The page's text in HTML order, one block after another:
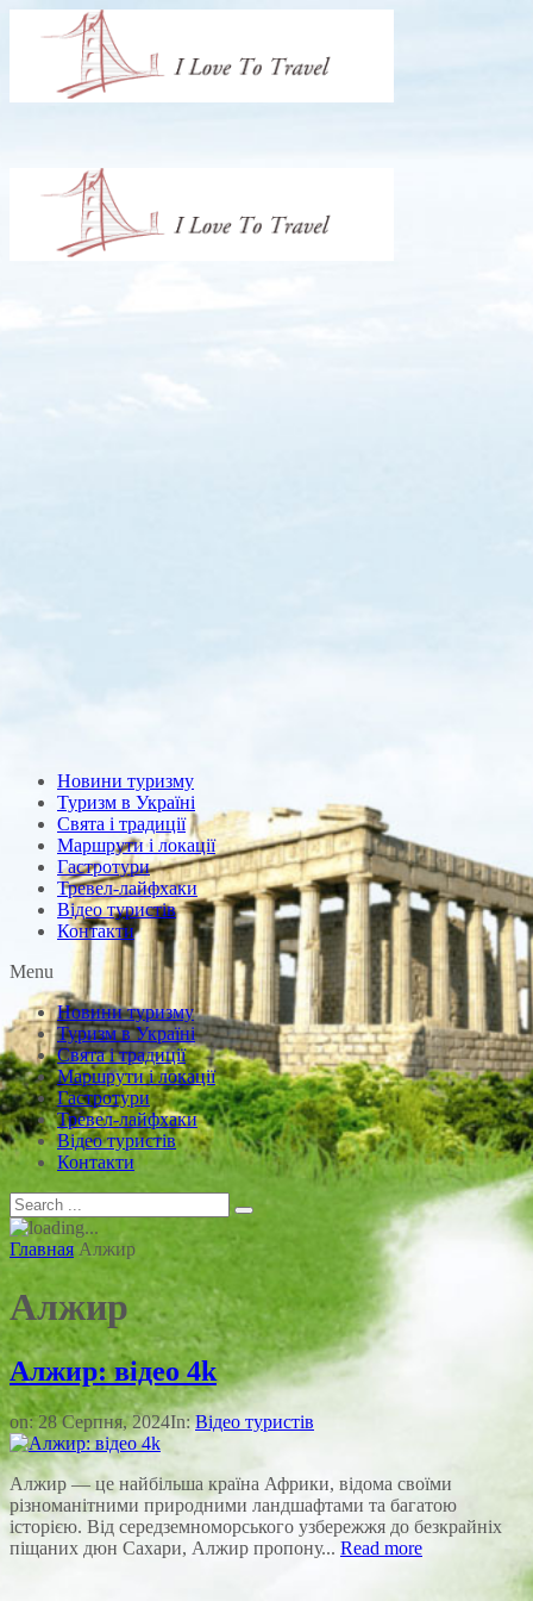
Новини туризму
Туризм в Україні
Свята і традиції
Маршрути і локації
Гастротури
Тревел-лайфхаки
Відео туристів
Контакти
Menu
Новини туризму
Туризм в Україні
Свята і традиції
Маршрути і локації
Гастротури
Тревел-лайфхаки
Відео туристів
Контакти
Главная Алжир
Алжир
Алжир: відео 4k
on:28 Серпня, 2024In:Відео туристів
Алжир — це найбільша країна Африки, відома своїми
різноманітними природними ландшафтами та багатою
історією. Від середземноморського узбережжя до безкрайніх
піщаних дюн Сахари, Алжир пропону... Read more